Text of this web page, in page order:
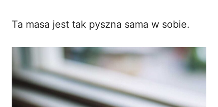
Ta masa jest tak pyszna sama w sobie.